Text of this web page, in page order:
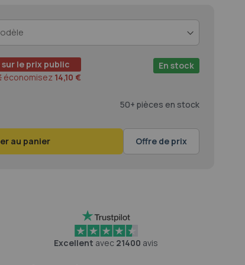
sur le prix public
économisez 14,10 €
50+ pièces en stock
En stock
au panier Offre de prix
Excellent avec 21400 avis